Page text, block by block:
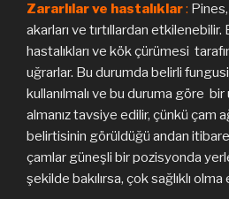
Zararlılar ve hastalıklar:
akarları ve tırtıllardan
hastalıkları ve kök çürümesi
uğrarlar. Bu durumda belirli
kullanılmalı ve bu duruma göre bir
almanız tavsiye edilir, çünkü çam
belirtisinin görüldüğü andan
çamlar güneşli bir pozisyonda
şekilde bakılırsa, çok sağlıklı